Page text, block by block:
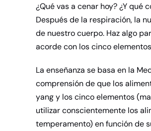
¿Qué vas a cenar hoy? ¿Y qué
Después de la respiración, la
de nuestro cuerpo. Haz algo
acorde con los cinco
La enseñanza se basa en la
comprensión de que los
yang y los cinco elementos
utilizar conscientemente los
temperamento) en función de